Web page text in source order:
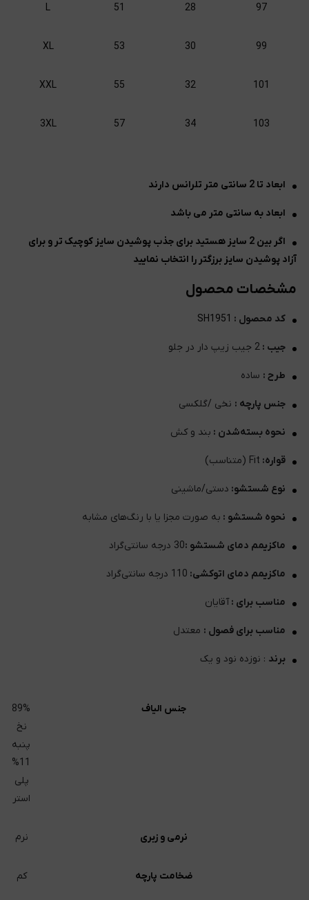
97
28
51
L
99
30
53
XL
101
32
55
XXL
103
34
57
3XL
ابعاد تا 2 سانتی متر تلرانس دارند
ابعاد به سانتی متر می باشد
اگر بین 2 سایز هستید برای جذب پوشیدن سایز کوچیک تر و برای
آزاد پوشیدن سایز برزگتر را انتخاب نمایید
مشخصات محصول
کد محصول : SH1951
جیب : 2 جیب زیپ دار در جلو
طرح : ساده
جنس پارچه : نخی /گلکسی
نحوه بسته‌شدن : بند و کش
قواره: Fit (متناسب)
نوع شستشو: دستی/ماشینی
نحوه شستشو : به صورت مجزا یا با رنگ‌های مشابه
ماکزیمم دمای شستشو :30 درجه سانتی‌گراد
ماکزیمم دمای اتوکشی: 110 درجه سانتی‌گراد
مناسب برای :آقایان
مناسب برای فصول : معتدل
برند : نوزده نود و یک
جنس الیاف
89%
نخ
پنبه و
11%
پلی
استر
نرمی و زبری نرم
ضخامت پارچه کم